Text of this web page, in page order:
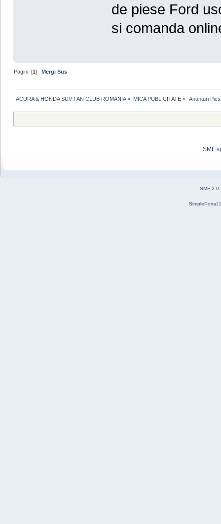
de piese Ford
si comanda
Pagini: [1]Mergi Sus
ACURA & HONDA SUV FAN CLUB ROMANIA» MICA PUBLICITATE» Anunturi
SMF
SMF
SimplePortal